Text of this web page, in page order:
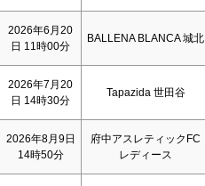
2026年6月20
日 11時00分
BALLENA BLANCA 城北
2026年7月20
日 14時30分
Tapazida 世田谷
2026年8月9日
14時50分
府中アスレティックFC
レディース